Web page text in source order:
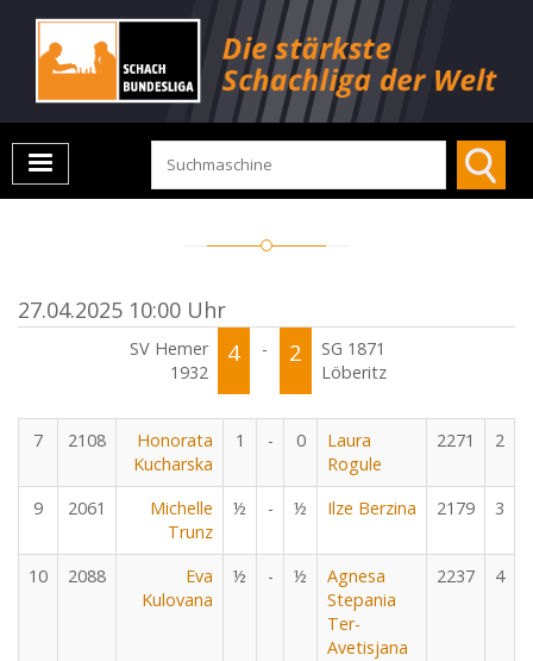
27.04.2025 10:00 Uhr
SV Hemer
1932
4 - 2
SG 1871
Löberitz
7 2108
Honorata
Kucharska
1 - 0
Laura
Rogule
2271 2
9 2061
Michelle
Trunz
½ - ½ Ilze Berzina 2179 3
10 2088
Eva
Kulovana
½ - ½
Agnesa
Stepania
Ter-
Avetisjana
2237 4